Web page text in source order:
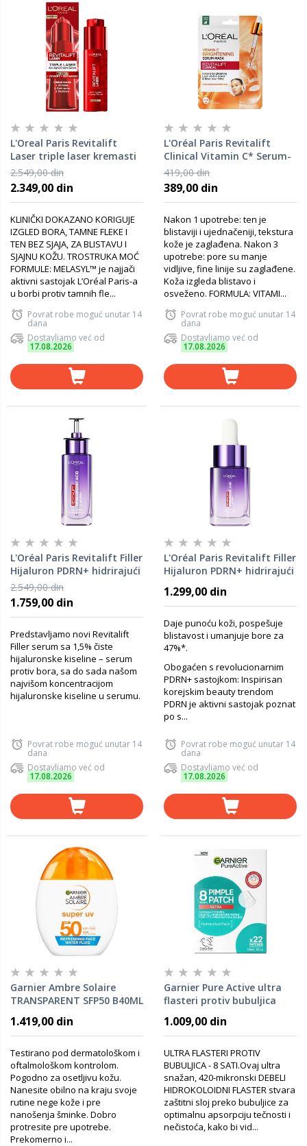
L'Oreal Paris Revitalift
Laser triple laser kremasti
serum
2.549,00 din
2.349,00 din
KLINIČKI DOKAZANO KORIGUJE
IZGLED BORA, TAMNE FLEKE I
TEN BEZ SJAJA, ZA BLISTAVU I
SJAJNU KOŽU. TROSTRUKA MOĆ
FORMULE: MELASYL™ je najjači
aktivni sastojak L’Oréal Paris-a
u borbi protiv tamnih fle...
Povrat robe moguć unutar 14
dana
Dostavljamo već od
17.08.2026
L'Oréal Paris Revitalift
Clinical Vitamin C* Serum-
maska za trenutnu
blistavost
419,00 din
389,00 din
Nakon 1 upotrebe: ten je
blistaviji i ujednačeniji, tekstura
kože je zaglađena. Nakon 3
upotrebe: pore su manje
vidljive, fine linije su zaglađene.
Koža izgleda blistavo i
osveženo. FORMULA: VITAMI...
Povrat robe moguć unutar 14
dana
Dostavljamo već od
17.08.2026
L'Oréal Paris Revitalift Filler
Hijaluron PDRN+ hidrirajući
serum protiv bora, 30ml
2.549,00 din
1.759,00 din
Predstavljamo novi Revitalift
Filler serum sa 1,5% čiste
hijaluronske kiseline – serum
protiv bora, sa do sada našom
najvišom koncentracijom
hijaluronske kiseline u serumu.
Povrat robe moguć unutar 14
dana
Dostavljamo već od
17.08.2026
L'Oréal Paris Revitalift Filler
Hijaluron PDRN+ hidrirajući
1.299,00 din
Daje punoću koži, pospešuje
blistavost i umanjuje bore za
47%*.
Obogaćen s revolucionarnim
PDRN+ sastojkom: Inspirisan
korejskim beauty trendom
PDRN je aktivni sastojak poznat
po s...
Povrat robe moguć unutar 14
dana
Dostavljamo već od
17.08.2026
Garnier Ambre Solaire
TRANSPARENT SFP50 B40ML
1.419,00 din
Testirano pod dermatološkom i
oftalmološkom kontrolom.
Pogodno za osetljivu kožu.
Nanesite obilno na kraju svoje
rutine nege kože i pre
nanošenja šminke. Dobro
protresite pre upotrebe.
Prekomerno i...
Garnier Pure Active ultra
flasteri protiv bubuljica
1.009,00 din
ULTRA FLASTERI PROTIV
BUBULJICA - 8 SATI.Ovaj ultra
snažan, 420-mikronski DEBELI
HIDROKOLOIDNI FLASTER stvara
zaštitni sloj preko bubuljice za
optimalnu apsorpciju tečnosti i
nečistoća, kako bi vid...